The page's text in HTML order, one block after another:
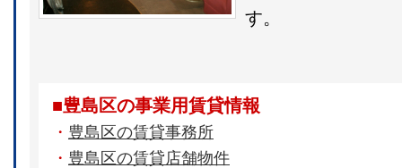
す。
■豊島区の事業用賃貸情報
・ 豊島区の賃貸事務所
・ 豊島区の賃貸店舗物件